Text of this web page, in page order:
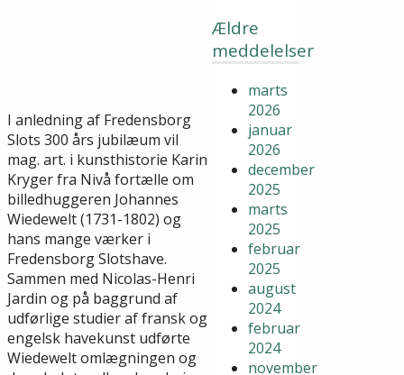
Ældre
meddelelser
marts
2026
januar
2026
december
2025
marts
2025
februar
2025
august
2024
februar
2024
november
I anledning af Fredensborg
Slots 300 års jubilæum vil
mag. art. i kunsthistorie Karin
Kryger fra Nivå fortælle om
billedhuggeren Johannes
Wiedewelt (1731-1802) og
hans mange værker i
Fredensborg Slotshave.
Sammen med Nicolas-Henri
Jardin og på baggrund af
udførlige studier af fransk og
engelsk havekunst udførte
Wiedewelt omlægningen og